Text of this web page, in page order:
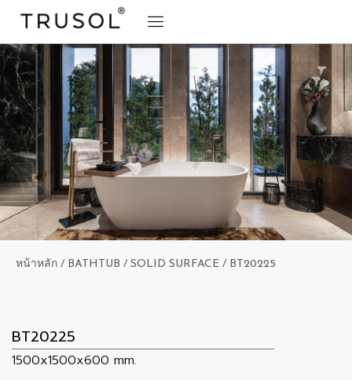
หน้าหลัก / BATHTUB / SOLID SURFACE / BT20225
BT20225
1500x1500x600 mm.